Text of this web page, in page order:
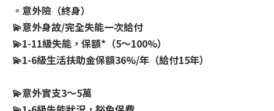
。意外險（終身）
💫意外身故/完全失能一次給付
💫1-11級失能，保額*（5～100%）
💫1-6級生活扶助金保額36%/年（給付15年）
💫意外實支3～5萬